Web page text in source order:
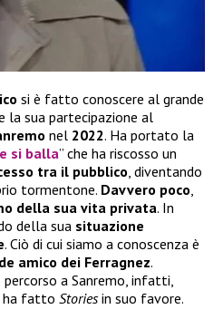
si è fatto conoscere al grande
la sua partecipazione al
nel 2022. Ha portato la
si balla” che ha riscosso un
tra il pubblico, diventando
tormentone. Davvero poco,
della sua vita privata. In
della sua situazione
. Ciò di cui siamo a conoscenza è
amico dei Ferragnez.
a Sanremo, infatti,
ha fatto Storiesin suo favore.